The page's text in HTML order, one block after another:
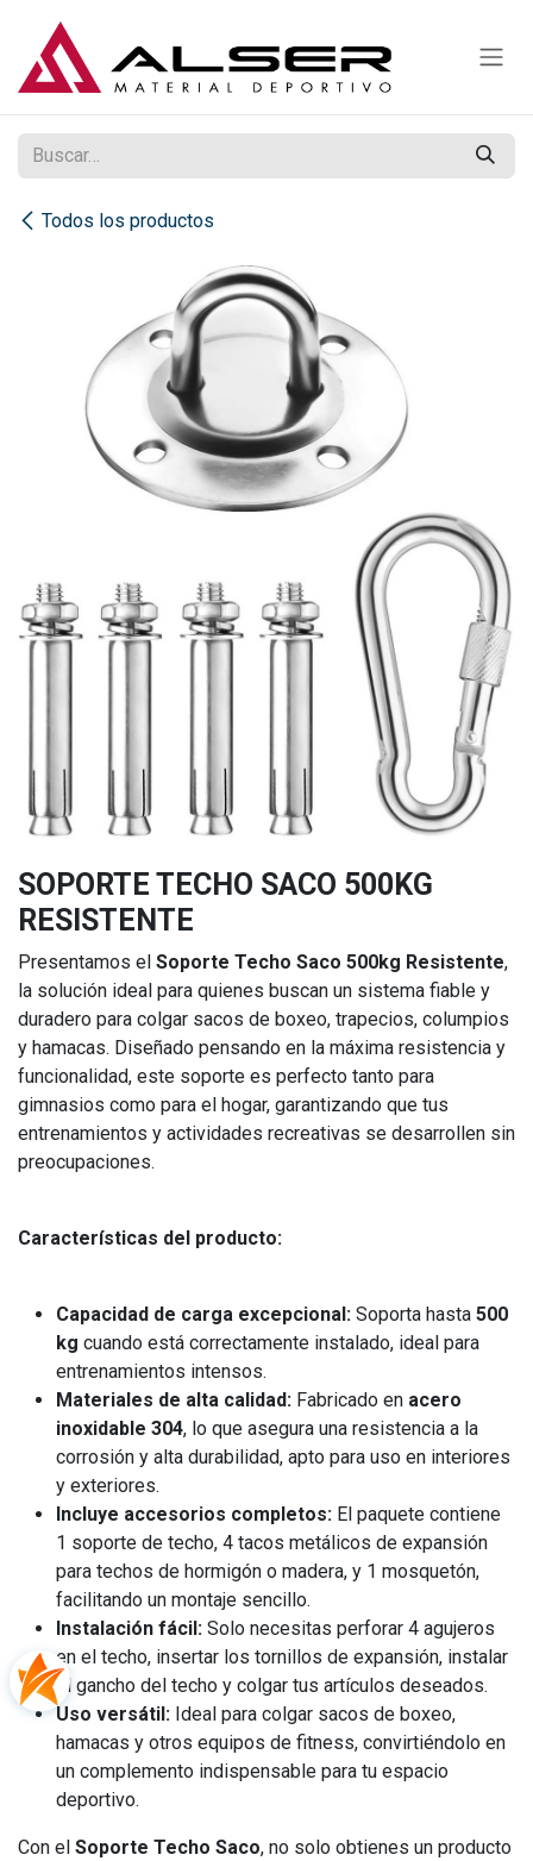
Todos los productos
SOPORTE TECHO SACO 500KG
RESISTENTE
Presentamos el Soporte Techo Saco 500kg Resistente,
la solución ideal para quienes buscan un sistema fiable y
duradero para colgar sacos de boxeo, trapecios, columpios
y hamacas. Diseñado pensando en la máxima resistencia y
funcionalidad, este soporte es perfecto tanto para
gimnasios como para el hogar, garantizando que tus
entrenamientos y actividades recreativas se desarrollen sin
preocupaciones.
Características del producto:
Capacidad de carga excepcional: Soporta hasta 500
kg cuando está correctamente instalado, ideal para
entrenamientos intensos.
Materiales de alta calidad: Fabricado en acero
inoxidable 304, lo que asegura una resistencia a la
corrosión y alta durabilidad, apto para uso en interiores
y exteriores.
Incluye accesorios completos: El paquete contiene
1 soporte de techo, 4 tacos metálicos de expansión
para techos de hormigón o madera, y 1 mosquetón,
facilitando un montaje sencillo.
Instalación fácil: Solo necesitas perforar 4 agujeros
en el techo, insertar los tornillos de expansión, instalar
el gancho del techo y colgar tus artículos deseados.
Uso versátil: Ideal para colgar sacos de boxeo,
hamacas y otros equipos de fitness, convirtiéndolo en
un complemento indispensable para tu espacio
deportivo.
Con el Soporte Techo Saco, no solo obtienes un producto